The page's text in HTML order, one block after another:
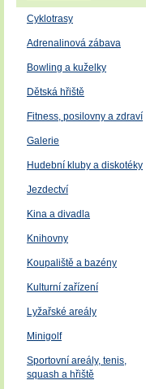
Cyklotrasy
Adrenalinová zábava
Bowling a kuželky
Dětská hřiště
Fitness, posilovny a zdraví
Galerie
Hudební kluby a diskotéky
Jezdectví
Kina a divadla
Knihovny
Koupaliště a bazény
Kulturní zařízení
Lyžařské areály
Minigolf
Sportovní areály, tenis,
squash a hřiště